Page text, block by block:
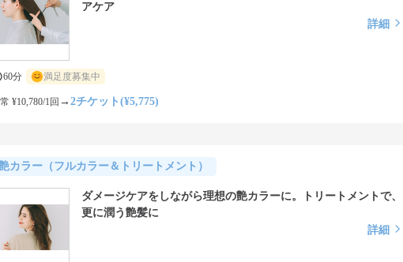
アケア
詳細
60分 満足度募集中
¥10,780/1回 → 2チケット(¥5,775)
カラー（フルカラー＆トリートメント）
ダメージケアをしながら理想の艶カラーに。トリートメントで、
更に潤う艶髪に
詳細